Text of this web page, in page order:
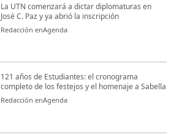
La UTN comenzará a dictar diplomaturas en
José C. Paz y ya abrió la inscripción
Redacción enAgenda
121 años de Estudiantes: el cronograma
completo de los festejos y el homenaje a Sabella
Redacción enAgenda